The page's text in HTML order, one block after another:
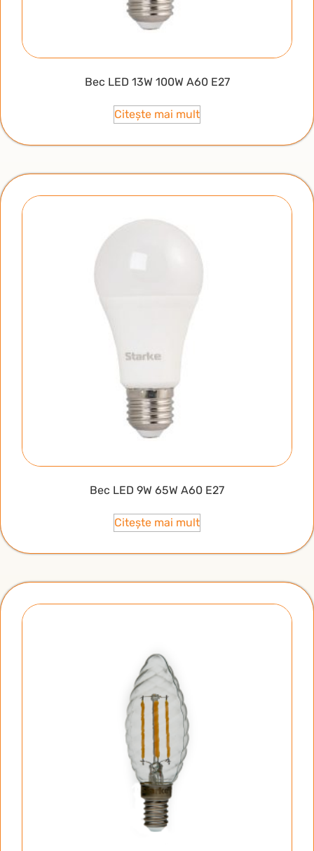
Bec LED 13W 100W A60 E27
Citește mai mult
Bec LED 9W 65W A60 E27
Citește mai mult